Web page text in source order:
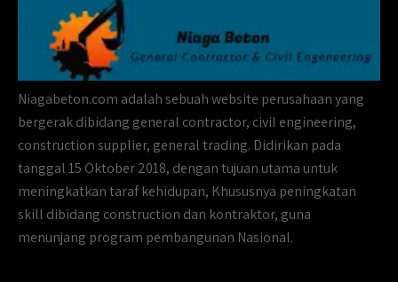
Niagabeton.com adalah sebuah website perusahaan yang
bergerak dibidang general contractor, civil engineering,
construction supplier, general trading. Didirikan pada
tanggal 15 Oktober 2018, dengan tujuan utama untuk
meningkatkan taraf kehidupan, Khususnya peningkatan
skill dibidang construction dan kontraktor, guna
menunjang program pembangunan Nasional.